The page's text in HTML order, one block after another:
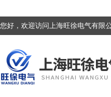
您好，欢迎访问上海旺徐电气有限